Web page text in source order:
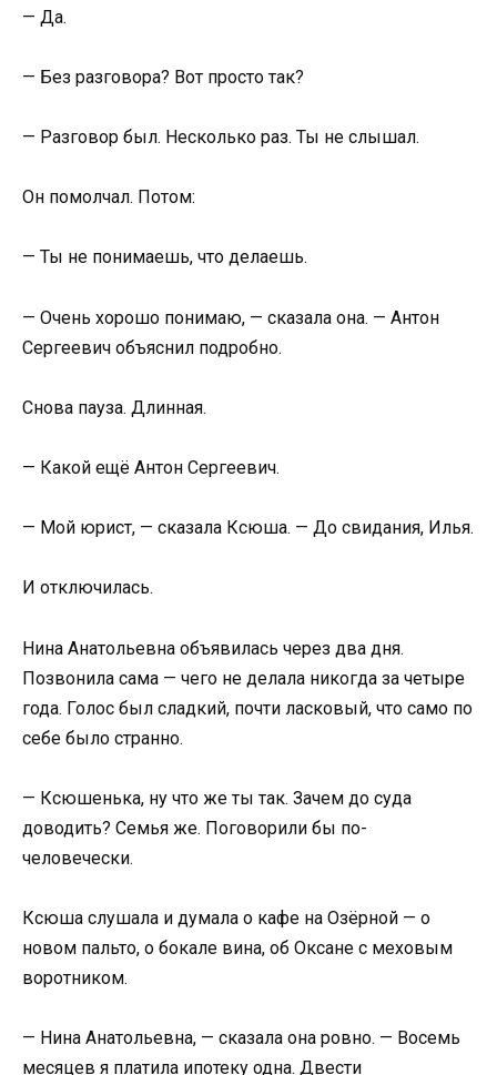
— Да.
— Без разговора? Вот просто так?
— Разговор был. Несколько раз. Ты не слышал.
Он помолчал. Потом:
— Ты не понимаешь, что делаешь.
— Очень хорошо понимаю, — сказала она. — Антон
Сергеевич объяснил подробно.
Снова пауза. Длинная.
— Какой ещё Антон Сергеевич.
— Мой юрист, — сказала Ксюша. — До свидания, Илья.
И отключилась.
Нина Анатольевна объявилась через два дня.
Позвонила сама — чего не делала никогда за четыре
года. Голос был сладкий, почти ласковый, что само по
себе было странно.
— Ксюшенька, ну что же ты так. Зачем до суда
доводить? Семья же. Поговорили бы по-
человечески.
Ксюша слушала и думала о кафе на Озёрной — о
новом пальто, о бокале вина, об Оксане с меховым
воротником.
— Нина Анатольевна, — сказала она ровно. — Восемь
месяцев я платила ипотеку одна. Двести